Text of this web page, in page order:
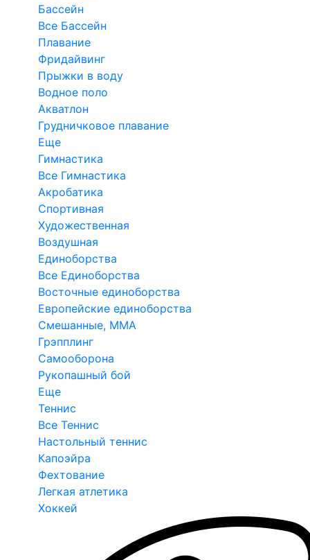
Бассейн
Все Бассейн
Плавание
Фридайвинг
Прыжки в воду
Водное поло
Акватлон
Грудничковое плавание
Еще
Гимнастика
Все Гимнастика
Акробатика
Спортивная
Художественная
Воздушная
Единоборства
Все Единоборства
Восточные единоборства
Европейские единоборства
Смешанные, ММА
Грэпплинг
Самооборона
Рукопашный бой
Еще
Теннис
Все Теннис
Настольный теннис
Капоэйра
Фехтование
Легкая атлетика
Хоккей